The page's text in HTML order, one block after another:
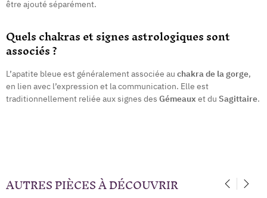
être ajouté séparément.
Quels chakras et signes astrologiques sont
associés ?
L’apatite bleue est généralement associée au chakra de la gorge,
en lien avec l’expression et la communication. Elle est
traditionnellement reliée aux signes des Gémeaux et du Sagittaire.
AUTRES PIÈCES À DÉCOUVRIR